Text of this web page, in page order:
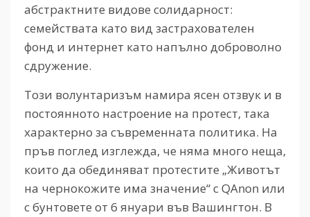
абстрактните видове солидарност:
семействата като вид застрахователен
фонд и интернет като напълно доброволно
сдружение.
Този волунтаризъм намира ясен отзвук и в
постоянното настроение на протест, така
характерно за съвременната политика. На
пръв поглед изглежда, че няма много неща,
които да обединяват протестите „Животът
на чернокожите има значение“ с QAnon или
с бунтовете от 6 януари във Вашингтон. В